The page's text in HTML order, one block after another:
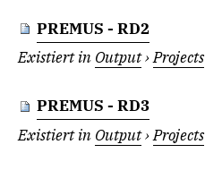
PREMUS - RD2
Existiert in Output›Projects
PREMUS - RD3
Existiert in Output›Projects